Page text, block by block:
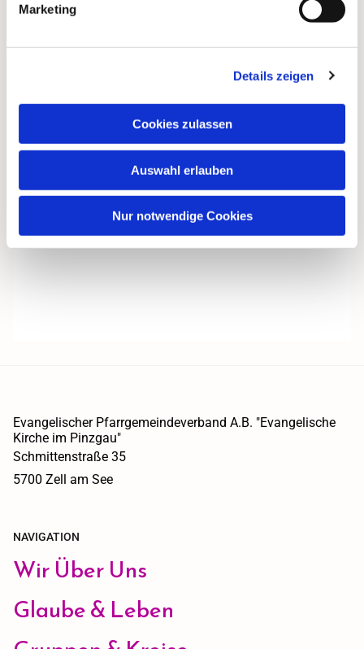
Marketing
Details zeigen
Cookies zulassen
Auswahl erlauben
Nur notwendige Cookies
Evangelischer Pfarrgemeindeverband A.B. "Evangelische
Kirche im Pinzgau"
Schmittenstraße 35
5700 Zell am See
NAVIGATION
Wir Über Uns
Glaube & Leben